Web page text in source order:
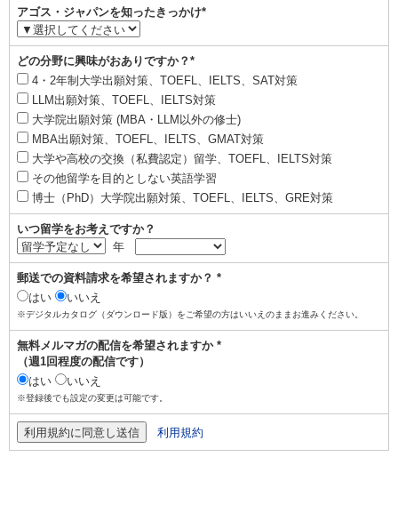
アゴス・ジャパンを知ったきっかけ*
どの分野に興味がおありですか？*
4・2年制大学出願対策、TOEFL、IELTS、SAT対策
LLM出願対策、TOEFL、IELTS対策
大学院出願対策 (MBA・LLM以外の修士)
MBA出願対策、TOEFL、IELTS、GMAT対策
大学や高校の交換（私費認定）留学、TOEFL、IELTS対策
その他留学を目的としない英語学習
博士（PhD）大学院出願対策、TOEFL、IELTS、GRE対策
いつ留学をお考えですか？
年
郵送での資料請求を希望されますか？ *
はい
いいえ
※デジタルカタログ（ダウンロード版）をご希望の方はいいえのままお進みください。
無料メルマガの配信を希望されますか *
（週1回程度の配信です）
はい
いいえ
※登録後でも設定の変更は可能です。
利用規約